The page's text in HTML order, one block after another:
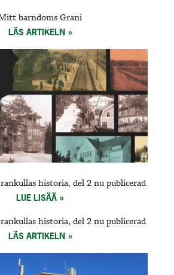
barndoms Grani
LÄS ARTIKELN
historia, del 2 nu publicerad
LUE LISÄÄ
historia, del 2 nu publicerad
LÄS ARTIKELN